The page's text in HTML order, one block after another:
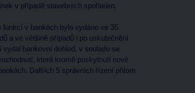
v případě stavebních spořitelen.
funkcí v bankách bylo vydáno ve 35
a ve většině případů i po uskutečnění
vydal bankovní dohled, v souladu se
která kromě poskytnutí nové
Dalších 5 správních řízení přitom